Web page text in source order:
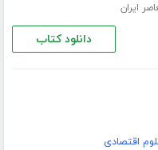
ایران
دانلود کتاب
اقتصادی